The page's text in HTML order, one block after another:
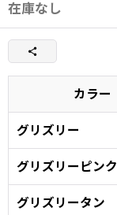
在庫なし
カラー
グリズリー
グリズリーピンク
グリズリータン